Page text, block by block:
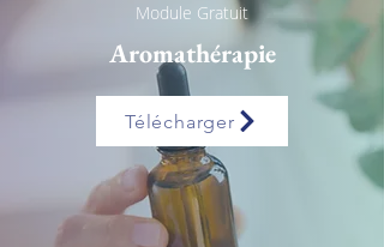
Module Gratuit
Aromathérapie
Télécharger